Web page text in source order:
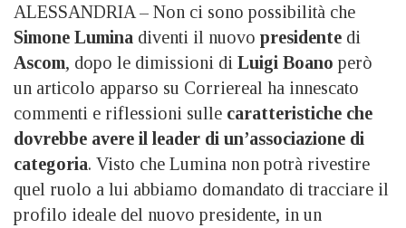
ALESSANDRIA – Non ci sono possibilità che
Simone Lumina diventi il nuovo presidente di
Ascom, dopo le dimissioni di Luigi Boano però
un articolo apparso su Corriereal ha innescato
commenti e riflessioni sulle caratteristiche che
dovrebbe avere il leader di un’associazione di
categoria. Visto che Lumina non potrà rivestire
quel ruolo a lui abbiamo domandato di tracciare il
profilo ideale del nuovo presidente, in un